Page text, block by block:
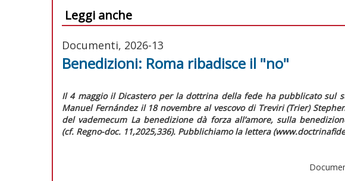
Leggi anche
Documenti, 2026-13
Benedizioni: Roma ribadisce il "no"
Il 4 maggio il Dicastero per la dottrina della fede ha pubblicato sul
Manuel Fernández il 18 novembre al vescovo di Treviri (Trier)
del vademecum La benedizione dà forza all’amore, sulla
(cf. Regno-doc. 11,2025,336). Pubblichiamo la lettera